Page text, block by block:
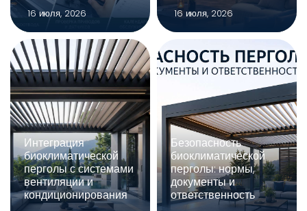
16 июля, 2026 16 июля, 2026
Интеграция
биоклиматической
перголы с системами
вентиляции и
кондиционирования
Безопасность
биоклиматической
перголы: нормы,
документы и
ответственность